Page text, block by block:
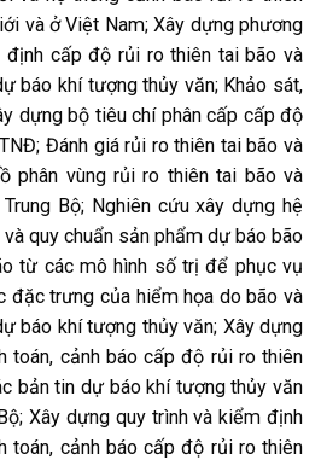
và ở Việt Nam; Xây dựng phương
định cấp độ rủi ro thiên tai bão và
báo khí tượng thủy văn; Khảo sát,
dựng bộ tiêu chí phân cấp cấp độ
Đánh giá rủi ro thiên tai bão và
phân vùng rủi ro thiên tai bão và
Bộ; Nghiên cứu xây dựng hệ
quy chuẩn sản phẩm dự báo bão
từ các mô hình số trị để phục vụ
đặc trưng của hiểm họa do bão và
báo khí tượng thủy văn; Xây dựng
toán, cảnh báo cấp độ rủi ro thiên
bản tin dự báo khí tượng thủy văn
Xây dựng quy trình và kiểm định
toán, cảnh báo cấp độ rủi ro thiên